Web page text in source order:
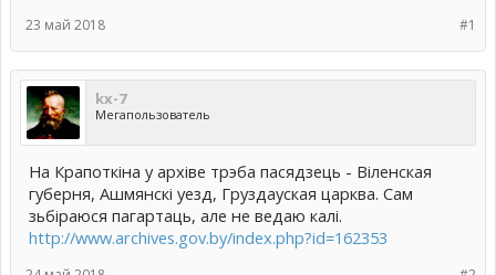
#1
23 май 2018
kx-7
Мегапользователь
На Крапоткiна у архiве трэба пасядзець - Вiленская
губерня, Ашмянскi уезд, Груздауская царква. Сам
зьбiраюся пагартаць, але не ведаю калi.
http://www.archives.gov.by/index.php?id=162353